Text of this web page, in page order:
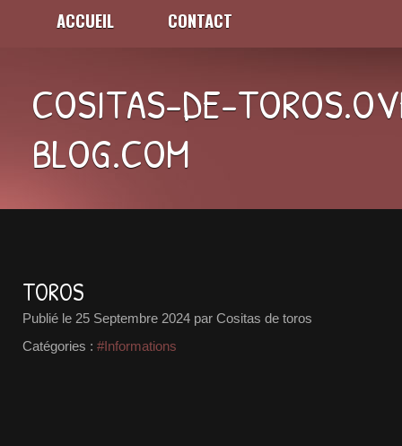
ACCUEIL CONTACT
COSITAS-DE-
BLOG.COM
TOROS
Publié le 25 Septembre 2024 par Cositas de toros
Catégories : #Informations